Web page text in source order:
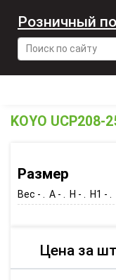
Розничный
KOYO UCP208-
Размер
Вес - . A - . H - . H1 -
Цена за